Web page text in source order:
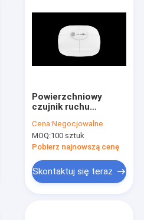
Powierzchniowy
czujnik ruchu
magazynu 12 m
Wysokość montażu
30 m Zakres
Cena:Negocjowalne
MOQ:100 sztuk
Pobierz najnowszą cenę
Skontaktuj się teraz